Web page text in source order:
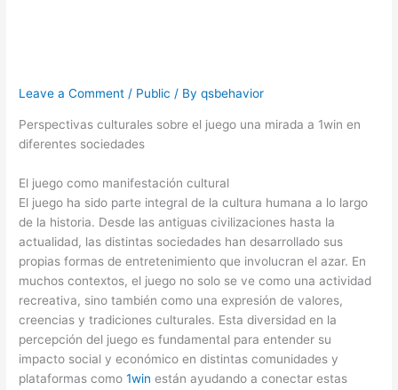
Leave a Comment / Public / Byqsbehavior
Perspectivas culturales sobre el juego una mirada a 1win en
diferentes sociedades
El juego como manifestación cultural
El juego ha sido parte integral de la cultura humana a lo largo
de la historia. Desde las antiguas civilizaciones hasta la
actualidad, las distintas sociedades han desarrollado sus
propias formas de entretenimiento que involucran el azar. En
muchos contextos, el juego no solo se ve como una actividad
recreativa, sino también como una expresión de valores,
creencias y tradiciones culturales. Esta diversidad en la
percepción del juego es fundamental para entender su
impacto social y económico en distintas comunidades y
plataformas como1win están ayudando a conectar estas